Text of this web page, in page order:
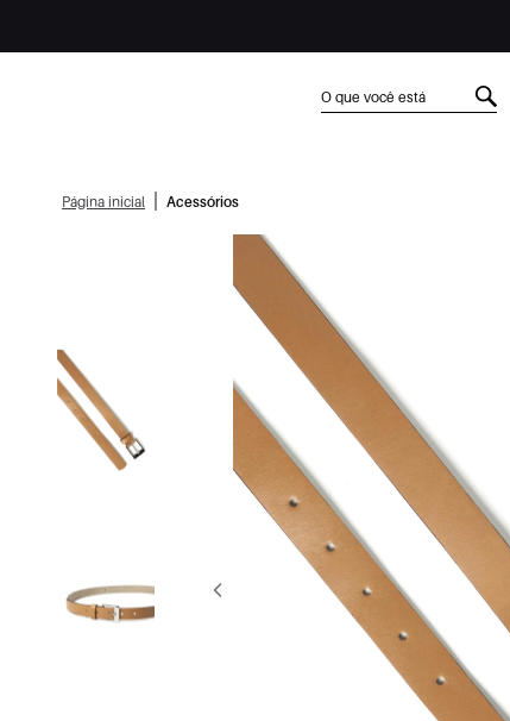
Página inicial Acessórios